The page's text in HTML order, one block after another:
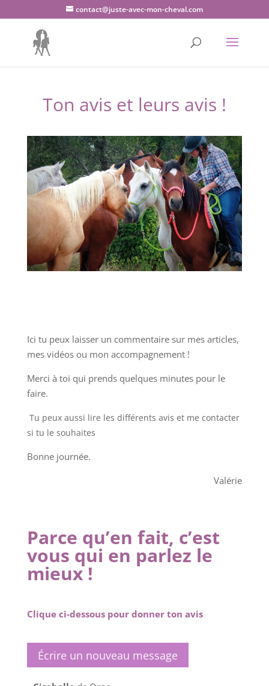
contact@juste-avec-mon-cheval.com
Ton avis et leurs avis !
Ici tu peux laisser un commentaire sur mes articles,
mes vidéos ou mon accompagnement !
Merci à toi qui prends quelques minutes pour le
faire.
Tu peux aussi lire les différents avis et me contacter
si tu le souhaites
Bonne journée.
Valérie
Parce qu’en fait, c’est
vous qui en parlez le
mieux !
Clique ci-dessous pour donner ton avis